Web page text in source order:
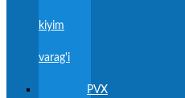
kiyim
varag'i
PVX